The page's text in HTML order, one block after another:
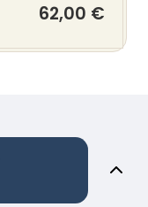
62,00 €